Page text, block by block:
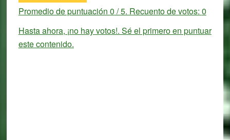
Promedio de puntuación 0 / 5. Recuento de votos: 0
Hasta ahora, ¡no hay votos!. Sé el primero en puntuar
este contenido.